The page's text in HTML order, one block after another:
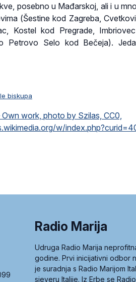
posebno u Mađarskoj, ali i u
(Šestine kod Zagreba,
Kostel kod Pregrade,
Petrovo Selo kod Bečeja).
biskupa
Own work, photo by Szilas, CC0,
w/
Radio Marija
Udruga Radio Marija
godine. Prvi inicijativni odbor
je suradnja s Radio Marijom
sjeveru Italije. Iz Erbe se